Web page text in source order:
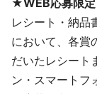
★WEB応募限定
レシート・納品
において、各賞
だいたレシート
ン・スマートフ